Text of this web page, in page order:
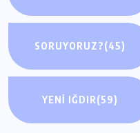
SORUYORUZ?(45)
YENI IĞDIR(59)